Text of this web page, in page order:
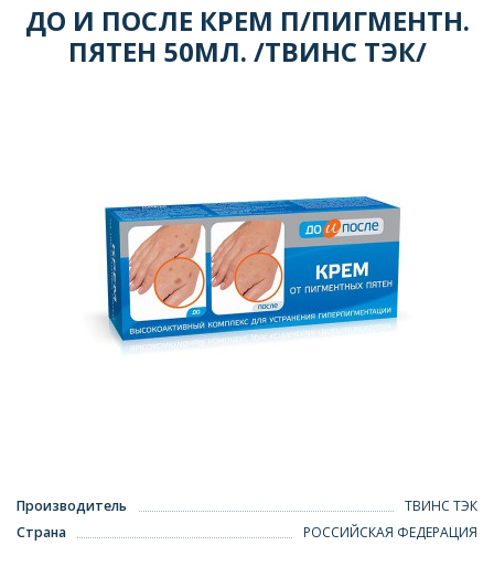
ДО И ПОСЛЕ КРЕМ П/ПИГМЕНТН.
ПЯТЕН 50МЛ. /ТВИНС ТЭК/
Производитель
ТВИНС ТЭК
Страна
РОССИЙСКАЯ ФЕДЕРАЦИЯ